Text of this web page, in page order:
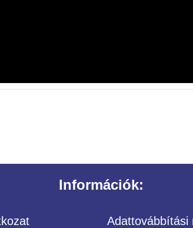
Információk:
Adattovábbítási